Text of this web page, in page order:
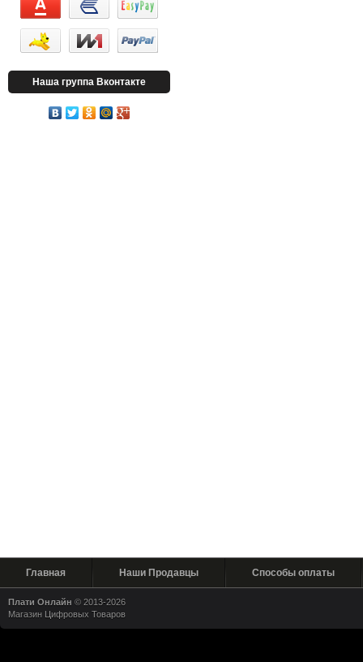
Наша группа Вконтакте
Главная Наши Продавцы Способы оплаты
Плати Онлайн © 2013-2026
Магазин Цифровых Товаров